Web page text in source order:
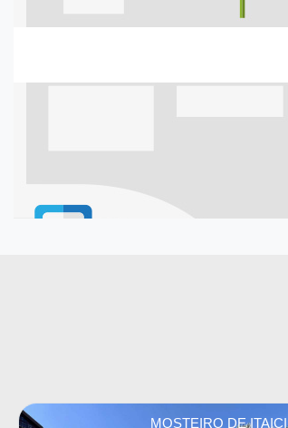
MOSTEIRO DE ITAICI